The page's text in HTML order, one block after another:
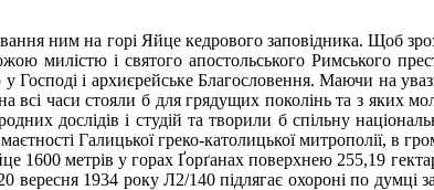
ним на горі Яйце кедрового заповідника. Щоб
милістю і святого апостольського Римського
і архиєрейське Благословення. Маючи на
всі часи стояли б для грядущих поколінь та з яких
дослідів і студій та творили б спільну
Галицької греко-католицької митрополії, в
1600 метрів у горах Ґорґанах поверхнею 255,19
вересня 1934 року Л2/140 підлягає охороні по